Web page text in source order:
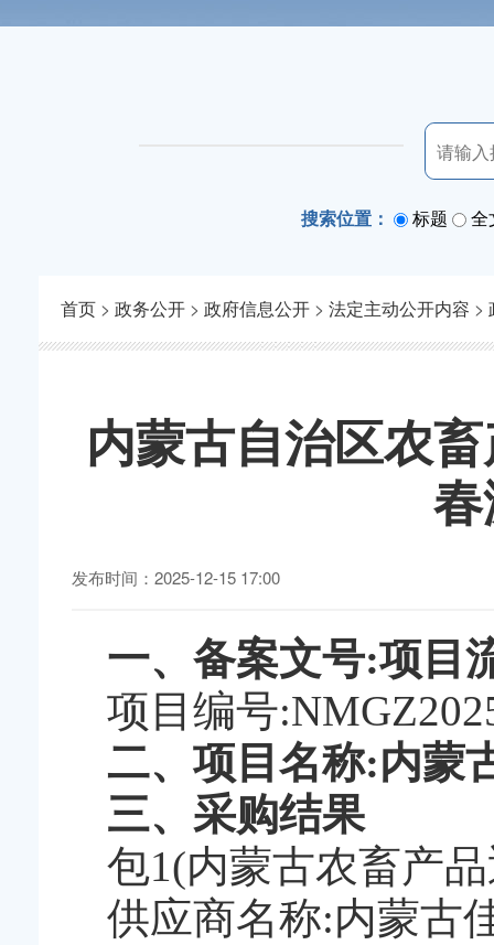
搜索位置： 标题 全
首页 > 政务公开 > 政府信息公开 > 法定主动公开内容 >
内蒙古自治区农
发布时间：2025-12-15 17:00
一、备案文号:项目
项目编号
二、项目名称:内蒙
三、采购结果
包1(内蒙古农畜产
供应商名称:内蒙古